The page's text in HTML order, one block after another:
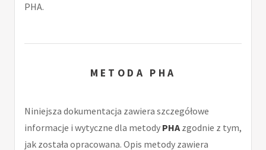
PHA.
METODA PHA
Niniejsza dokumentacja zawiera szczegółowe
informacje i wytyczne dla metody PHA zgodnie z tym,
jak została opracowana. Opis metody zawiera